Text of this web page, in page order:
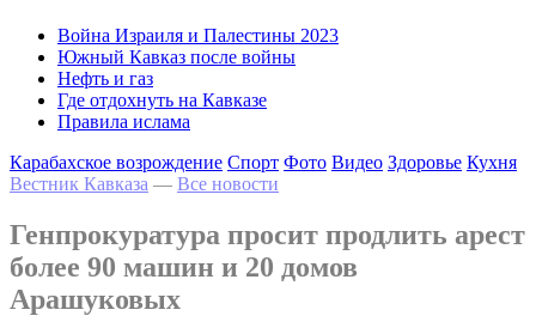
Война Израиля и Палестины 2023
Южный Кавказ после войны
Нефть и газ
Где отдохнуть на Кавказе
Правила ислама
Карабахское возрождение Спорт Фото Видео Здоровье Кухня
Вестник Кавказа — Все новости
Генпрокуратура просит продлить арест
более 90 машин и 20 домов
Арашуковых